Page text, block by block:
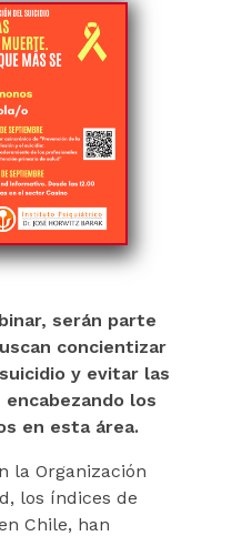
serán parte
concientizar
y evitar las
los
en esta área.
la Organización
los índices de
Chile, han